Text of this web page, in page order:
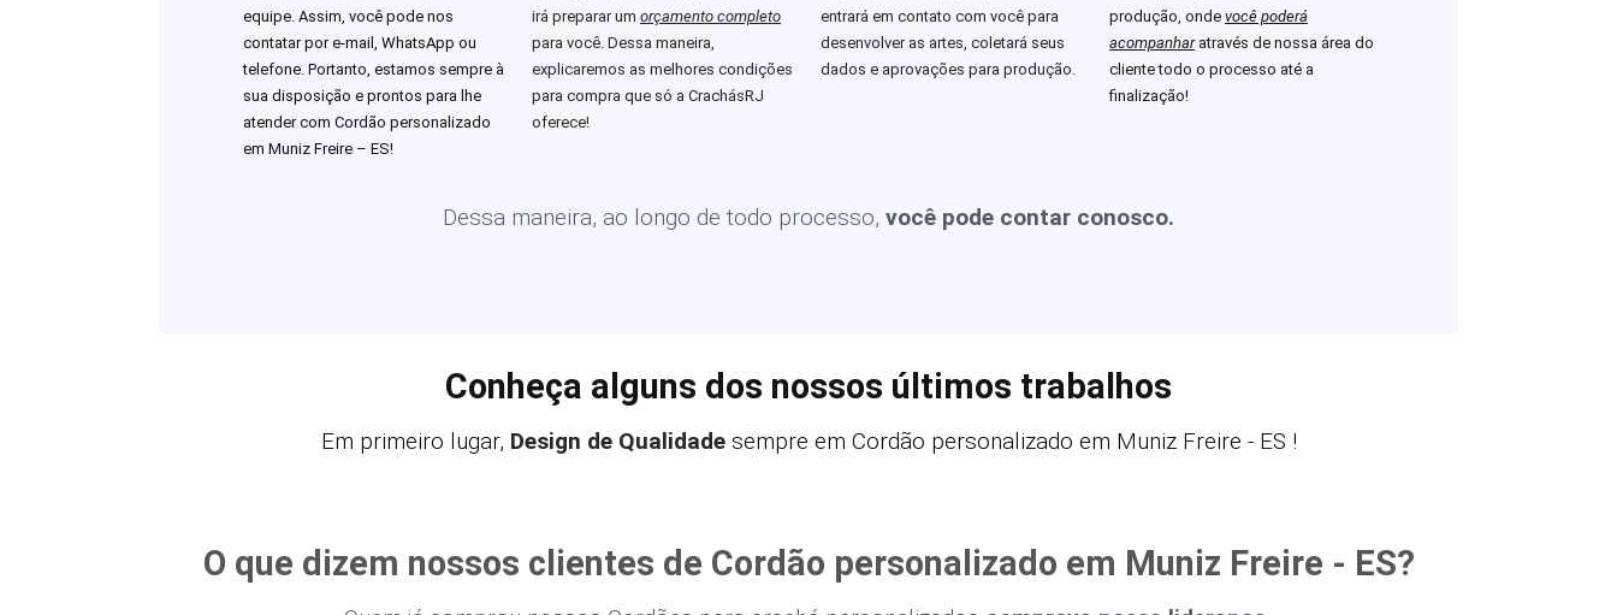
equipe. Assim, você pode nos
contatar por e-mail, WhatsApp ou
telefone. Portanto, estamos sempre à
sua disposição e prontos para lhe
atender com Cordão personalizado
em Muniz Freire – ES!
irá preparar um orçamento completo
para você. Dessa maneira,
explicaremos as melhores condições
para compra que só a CrachásRJ
oferece!
entrará em contato com você para
desenvolver as artes, coletará seus
dados e aprovações para produção.
produção, onde você poderá
acompanharatravés de nossa área do
cliente todo o processo até a
finalização!
Dessa maneira, ao longo de todo processo, você pode contar conosco.
Conheça alguns dos nossos últimos trabalhos
Em primeiro lugar, Design de Qualidade sempre em Cordão personalizado em Muniz Freire - ES !
O que dizem nossos clientes de Cordão personalizado em Muniz Freire - ES?